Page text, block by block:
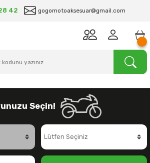
42 gogomotoaksesuar@gmail.com
Seçin!